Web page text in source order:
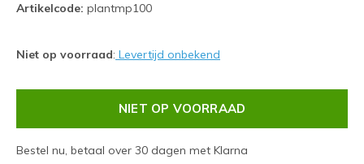
Artikelcode: plantmp100
Niet op voorraad: Levertijd onbekend
NIET OP VOORRAAD
Bestel nu, betaal over 30 dagen met Klarna